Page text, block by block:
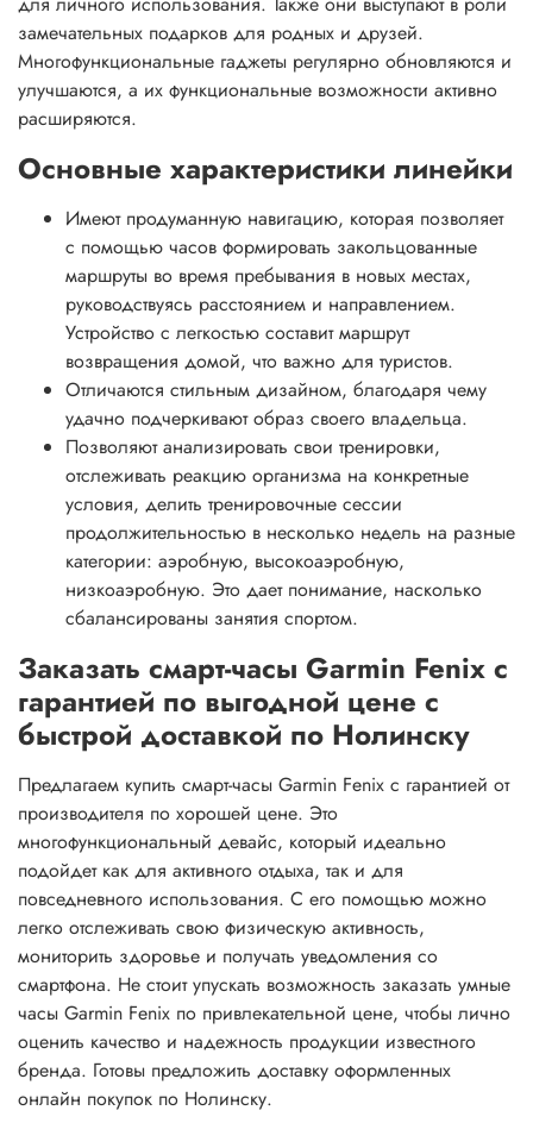
замечательных подарков для родных и друзей.
Многофункциональные гаджеты регулярно обновляются и
улучшаются, а их функциональные возможности активно
расширяются.
Основные характеристики линейки
Имеют продуманную навигацию, которая позволяет
с помощью часов формировать закольцованные
маршруты во время пребывания в новых местах,
руководствуясь расстоянием и направлением.
Устройство с легкостью составит маршрут
возвращения домой, что важно для туристов.
Отличаются стильным дизайном, благодаря чему
удачно подчеркивают образ своего владельца.
Позволяют анализировать свои тренировки,
отслеживать реакцию организма на конкретные
условия, делить тренировочные сессии
продолжительностью в несколько недель на разные
категории: аэробную, высокоаэробную,
низкоаэробную. Это дает понимание, насколько
сбалансированы занятия спортом.
Заказать смарт-часы Garmin Fenix с
гарантией по выгодной цене с
быстрой доставкой по Нолинску
Предлагаем купить смарт-часы Garmin Fenix с гарантией от
производителя по хорошей цене. Это
многофункциональный девайс, который идеально
подойдет как для активного отдыха, так и для
повседневного использования. С его помощью можно
легко отслеживать свою физическую активность,
мониторить здоровье и получать уведомления со
смартфона. Не стоит упускать возможность заказать умные
часы Garmin Fenix по привлекательной цене, чтобы лично
оценить качество и надежность продукции известного
бренда. Готовы предложить доставку оформленных
онлайн покупок по Нолинску.